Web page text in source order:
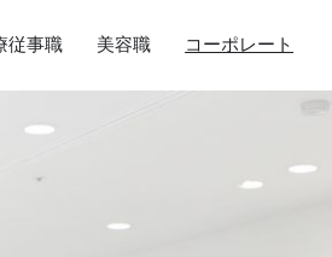
従事職 美容職 コーポレート